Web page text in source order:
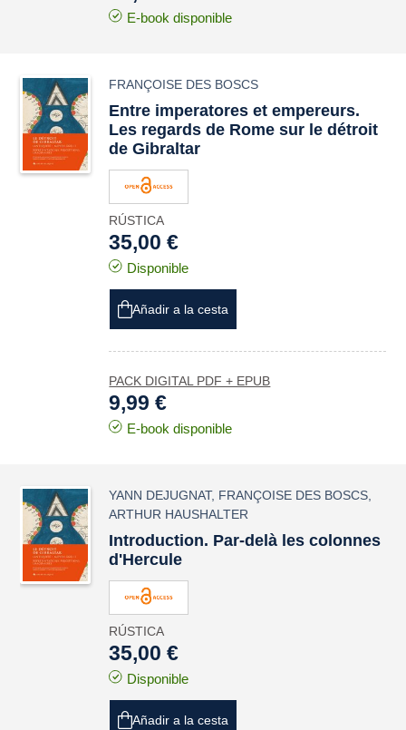
E-book disponible
FRANÇOISE DES BOSCS
Entre imperatores et empereurs.
Les regards de Rome sur le détroit
de Gibraltar
RÚSTICA
35,00 €
Disponible
Añadir a la cesta
PACK DIGITAL PDF + EPUB
9,99 €
E-book disponible
YANN DEJUGNAT, FRANÇOISE DES BOSCS
ARTHUR HAUSHALTER
Introduction. Par-delà les colonnes
d'Hercule
RÚSTICA
35,00 €
Disponible
Añadir a la cesta